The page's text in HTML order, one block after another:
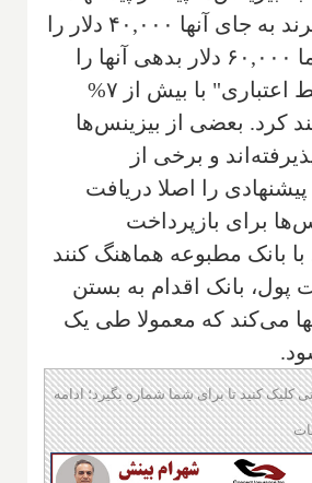
داده‌اند که حاضرند به جای آنها ۴۰,۰۰۰ دلار را
پرداخت کنند، اما ۶۰,۰۰۰ دلار بدهی آنها را
تبدیل به یک "خط اعتباری" با بیش از ۷%
کرد. بعضی از بیزینس‌ها
و برخی از
را اصلا دریافت
برای بازپرداخت
با بانک مطبوعه هماهنگ کنند
پول، بانک اقدام به بستن
می‌کند که معمولا طی یک
کلیک کنید تا برای شما شماره بگیرد؛ ادامه